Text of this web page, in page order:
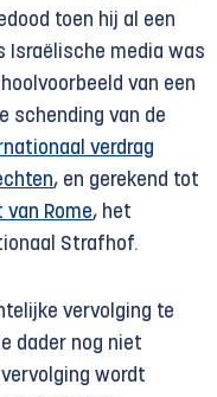
toen hij al een
Israëlische media was
van een
schending van de
verdrag
, en gerekend tot
Rome, het
Strafhof.
vervolging te
dader nog niet
wordt